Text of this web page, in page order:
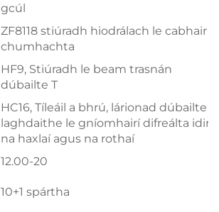
gcúl
ZF8118 stiúradh hiodrálach le cabhair
chumhachta
HF9, Stiúradh le beam trasnán
dúbailte T
HC16, Tíleáil a bhrú, lárionad dúbailte
laghdaithe le gníomhairí difreálta idir
na haxlaí agus na rothaí
12.00-20
10+1 spártha